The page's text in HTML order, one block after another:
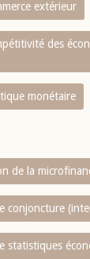
extérieur
des
monétaire
de la
conjoncture
statistiques